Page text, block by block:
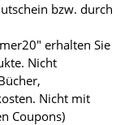
bzw. durch
erhalten Sie
Nicht
Nicht mit
Coupons)